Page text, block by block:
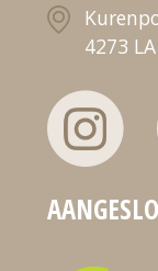
4273